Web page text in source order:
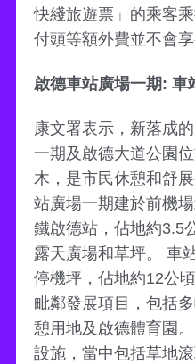
快綫旅遊票」的乘客
付頭等額外費並不會享
啟德車站廣場一期: 車
康文署表示，新落成
一期及啟德大道公園
木，是市民休憩和舒
站廣場一期建於前機
鐵啟德站，佔地約3.5
露天廣場和草坪。 車
停機坪，佔地約12公
毗鄰發展項目，包括
憩用地及啟德體育園
設施，當中包括草地